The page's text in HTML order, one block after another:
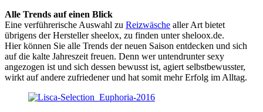
Alle Trends auf einen Blick
Eine verführerische Auswahl zu Reizwäsche aller Art bietet
übrigens der Hersteller sheelox, zu finden unter sheloox.de.
Hier können Sie alle Trends der neuen Saison entdecken und sich
auf die kalte Jahreszeit freuen. Denn wer untendrunter sexy
angezogen ist und sich dessen bewusst ist, agiert selbstbewusster,
wirkt auf andere zufriedener und hat somit mehr Erfolg im Alltag.